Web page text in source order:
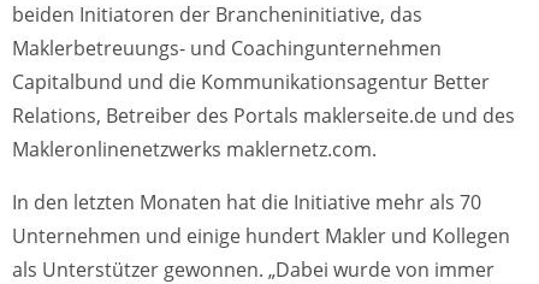
beiden Initiatoren der Brancheninitiative, das
Maklerbetreuungs- und Coachingunternehmen
Capitalbund und die Kommunikationsagentur Better
Relations, Betreiber des Portals maklerseite.de und des
Makleronlinenetzwerks maklernetz.com.
In den letzten Monaten hat die Initiative mehr als 70
Unternehmen und einige hundert Makler und Kollegen
als Unterstützer gewonnen. „Dabei wurde von immer